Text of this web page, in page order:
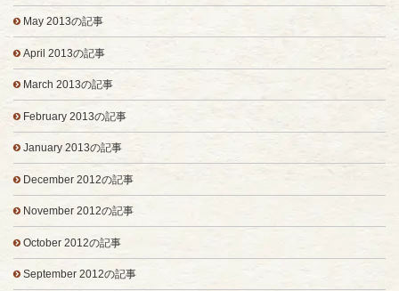
May 2013の記事
April 2013の記事
March 2013の記事
February 2013の記事
January 2013の記事
December 2012の記事
November 2012の記事
October 2012の記事
September 2012の記事